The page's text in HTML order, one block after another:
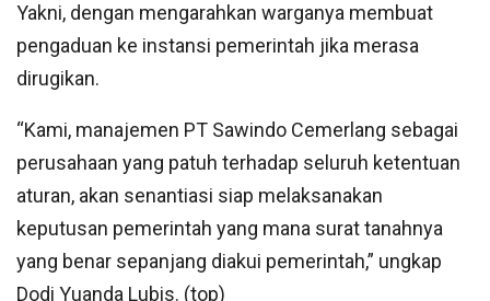
Yakni, dengan mengarahkan warganya membuat
pengaduan ke instansi pemerintah jika merasa
dirugikan.
“Kami, manajemen PT Sawindo Cemerlang sebagai
perusahaan yang patuh terhadap seluruh ketentuan
aturan, akan senantiasi siap melaksanakan
keputusan pemerintah yang mana surat tanahnya
yang benar sepanjang diakui pemerintah,” ungkap
Dodi Yuanda Lubis. (top)